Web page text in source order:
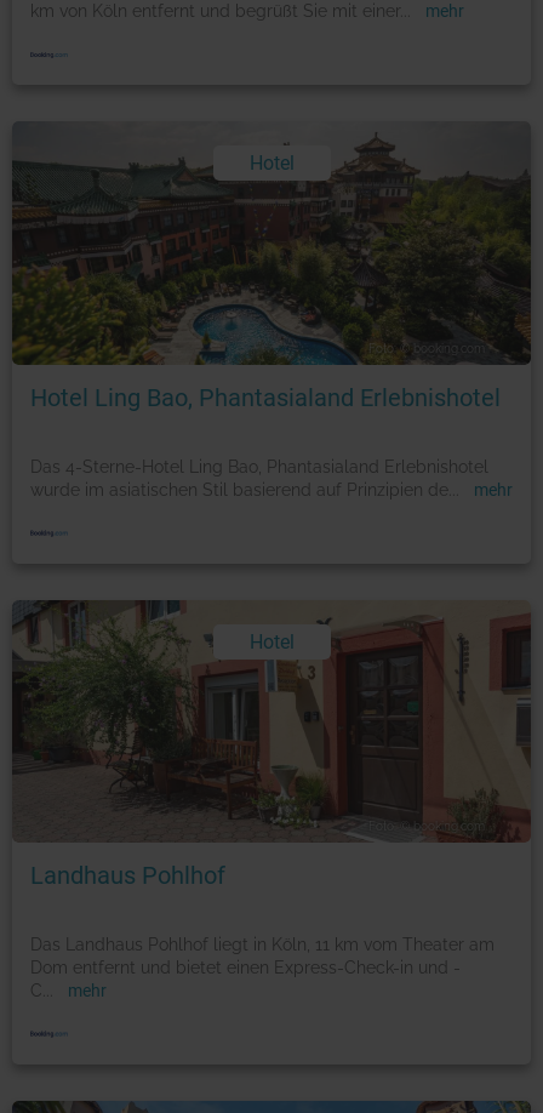
km von Köln entfernt und begrüßt Sie mit einer
mehr
Hotel
Foto: © booking.com
Hotel Ling Bao, Phantasialand Erlebnishotel
Das 4-Sterne-Hotel Ling Bao, Phantasialand Erlebnishotel
wurde im asiatischen Stil basierend auf Prinzipien de
mehr
Hotel
Foto: © booking.com
Landhaus Pohlhof
Das Landhaus Pohlhof liegt in Köln, 11 km vom Theater am
Dom entfernt und bietet einen Express-Check-in und -
C
mehr